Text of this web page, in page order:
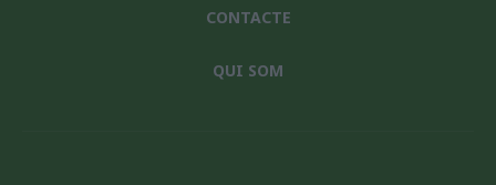
CONTACTE
QUI SOM